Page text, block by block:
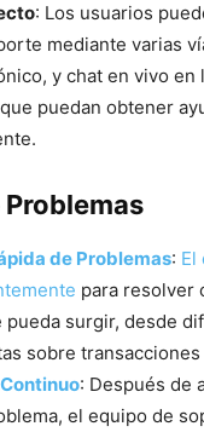
: Los usuarios
mediante varias
y chat en vivo en
puedan obtener
de Problemas: El
para resolver
pueda surgir, desde
sobre
: Después de
el equipo de